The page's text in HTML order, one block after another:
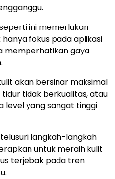
ini memerlukan
fokus pada aplikasi
memperhatikan gaya
akan bersinar maksimal
tidur tidak berkualitas, atau
level yang sangat tinggi
langkah-langkah
untuk meraih kulit
terjebak pada tren